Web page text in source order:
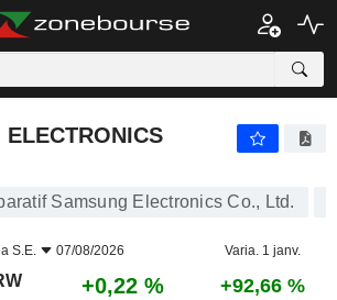
ELECTRONICS
Samsung Electronics Co., Ltd.
S.E. 07/08/2026 Varia. 1 janv.
+0,22 % +92,66 %